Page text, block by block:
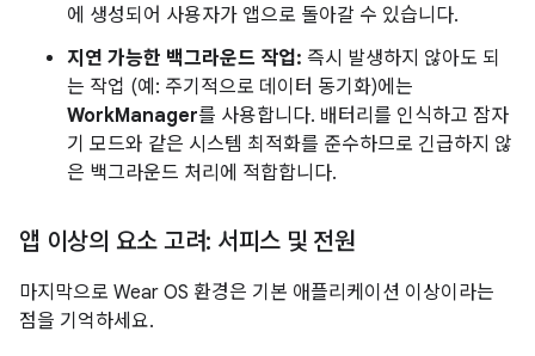
에 생성되어 사용자가 앱으로 돌아갈 수 있습니다.
지연 가능한 백그라운드 작업: 즉시 발생하지 않아도 되
는 작업 (예: 주기적으로 데이터 동기화)에는
WorkManager를 사용합니다. 배터리를 인식하고 잠자
기 모드와 같은 시스템 최적화를 준수하므로 긴급하지 않
은 백그라운드 처리에 적합합니다.
앱 이상의 요소 고려: 서피스 및 전원
마지막으로 Wear OS 환경은 기본 애플리케이션 이상이라는
점을 기억하세요.